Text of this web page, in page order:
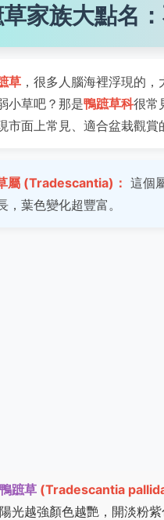
家族大點名
草 ，很多人腦海裡浮現的
小草吧？那是鴨蹠草科很常
市面上常見、適合盆栽觀賞
屬 (Tradescantia)： 這個
，葉色變化超豐富。
蹠草 (Tradescantia
光越強顏色越艷，開淡粉